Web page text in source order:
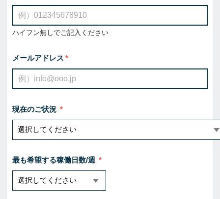
ハイフン無しでご記入ください
メールアドレス
現在のご状況
最も希望する稼働日数/週